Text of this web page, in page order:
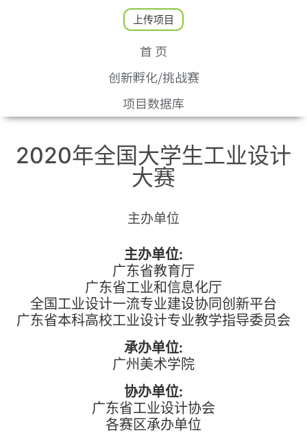
上传项目
首 页
创新孵化/挑战赛
项目数据库
2020年全国大学生工业设计
大赛
主办单位
主办单位:
广东省教育厅
广东省工业和信息化厅
全国工业设计一流专业建设协同创新平台
广东省本科高校工业设计专业教学指导委员会
承办单位:
广州美术学院
协办单位:
广东省工业设计协会
各赛区承办单位